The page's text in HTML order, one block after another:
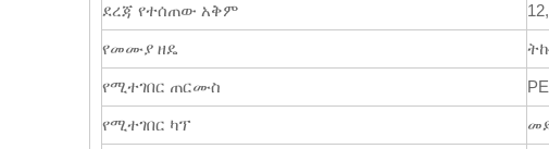
ደረጃ የተሰጠው አቅም
የመሙያ ዘዴ
የሚተገበር ጠርሙስ
የሚተገበር ካፕ